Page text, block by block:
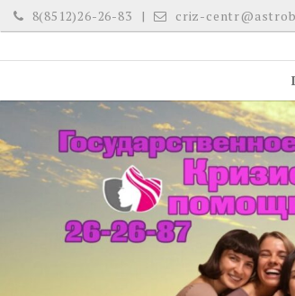
Skip
to
8(8512)26-26-83 criz-